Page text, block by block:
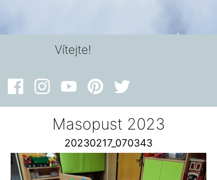
Vítejte!
Masopust 2023
20230217_070343